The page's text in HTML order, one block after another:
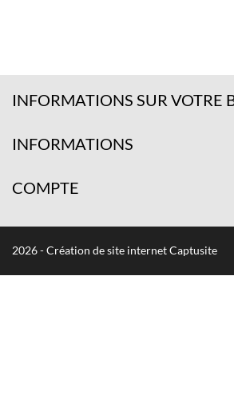
INFORMATIONS SUR VOTRE
INFORMATIONS
COMPTE
2026 - Création de site internet Captusite